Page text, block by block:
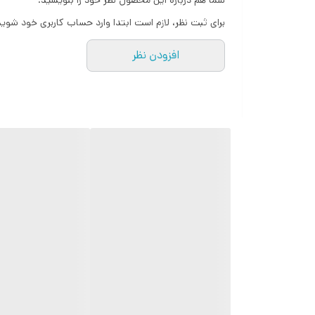
برای ثبت نظر، لازم است ابتدا وارد حساب کاربری خود
افزودن نظر